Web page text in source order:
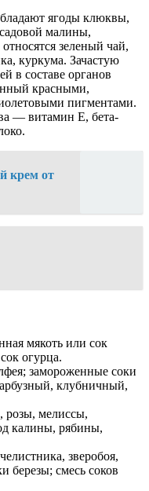
ягоды клюквы,
малины,
зеленый чай,
куркума. Зачастую
в составе органов
красными,
пигментами.
— витамин Е, бета-
крем от
мякоть или сок
огурца.
замороженные соки
клубничный,
розы, мелиссы,
калины, рябины,
зверобоя,
березы; смесь соков